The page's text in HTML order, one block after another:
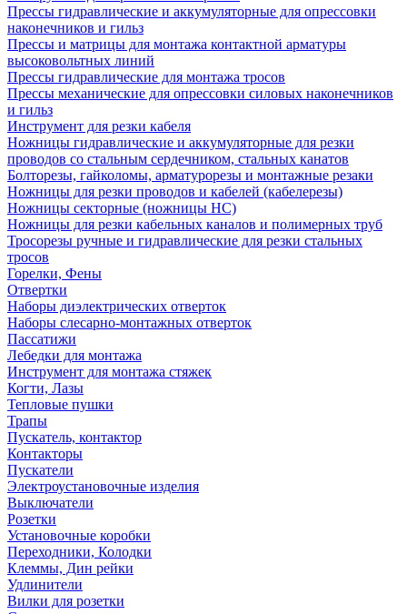
Прессы гидравлические и аккумуляторные для опрессовки
наконечников и гильз
Прессы и матрицы для монтажа контактной арматуры
высоковольтных линий
Прессы гидравлические для монтажа тросов
Прессы механические для опрессовки силовых наконечников
и гильз
Инструмент для резки кабеля
Ножницы гидравлические и аккумуляторные для резки
проводов со стальным сердечником, стальных канатов
Болторезы, гайколомы, арматурорезы и монтажные резаки
Ножницы для резки проводов и кабелей (кабелерезы)
Ножницы секторные (ножницы НС)
Ножницы для резки кабельных каналов и полимерных труб
Тросорезы ручные и гидравлические для резки стальных
тросов
Горелки, Фены
Отвертки
Наборы диэлектрических отверток
Наборы слесарно-монтажных отверток
Пассатижи
Лебедки для монтажа
Инструмент для монтажа стяжек
Когти, Лазы
Тепловые пушки
Трапы
Пускатель, контактор
Контакторы
Пускатели
Электроустановочные изделия
Выключатели
Розетки
Установочные коробки
Переходники, Колодки
Клеммы, Дин рейки
Удлинители
Вилки для розетки